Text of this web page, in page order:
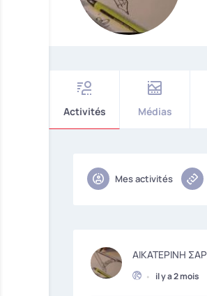
Activités Médias
Mes activités
ΑΙΚΑΤΕΡΙΝΗ
• il y a 2 mois